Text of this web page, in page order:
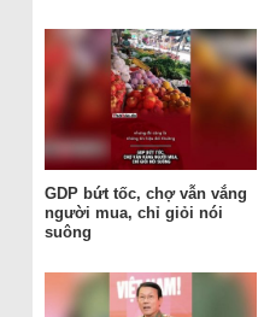
GDP bứt tốc, chợ vẫn vắng
người mua, chỉ giỏi nói
suông